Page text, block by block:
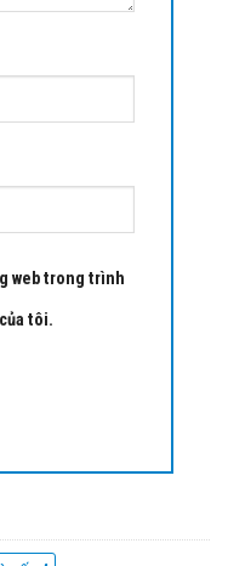
web trong trình
tôi.